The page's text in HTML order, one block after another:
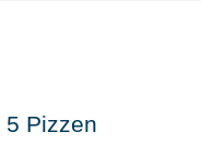
Pizzen